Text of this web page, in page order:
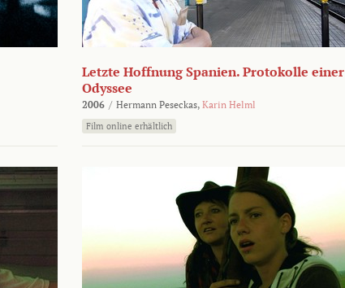
Letzte Hoffnung Spanien. Protokolle einer
Odyssee
2006 / Hermann Peseckas, Karin Helml
Film online erhältlich